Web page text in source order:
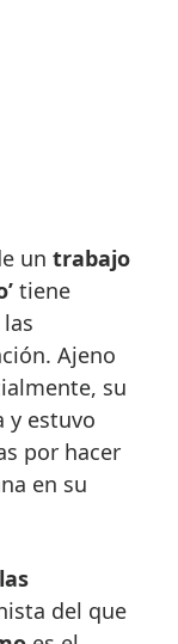
un trabajo
tiene
Ajeno
su
y estuvo
por hacer
en su
del que